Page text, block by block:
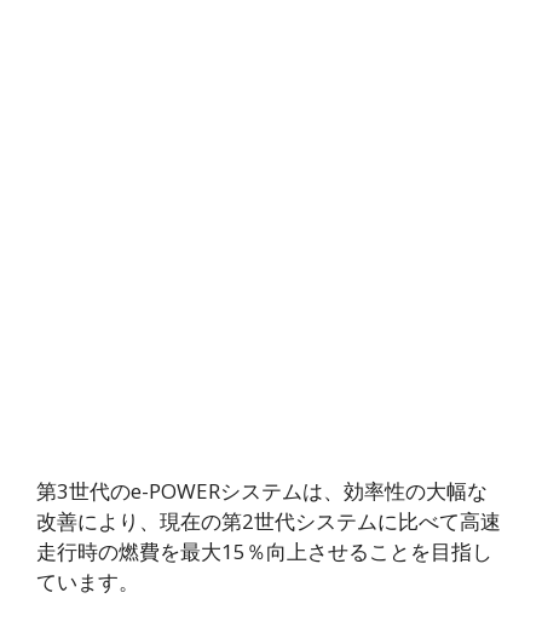
第3世代のe-POWERシステムは、効率性の大幅な
改善により、現在の第2世代システムに比べて高速
走行時の燃費を最大15％向上させることを目指し
ています。